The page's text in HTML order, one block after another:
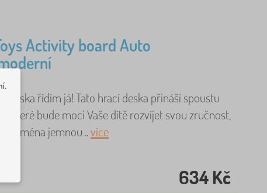
Activity board Auto
dneska řídím já! Tato hrací deska přináší spoustu
které bude moci Vaše dítě rozvíjet svou zručnost,
a zejména jemnou ..více
634 Kč